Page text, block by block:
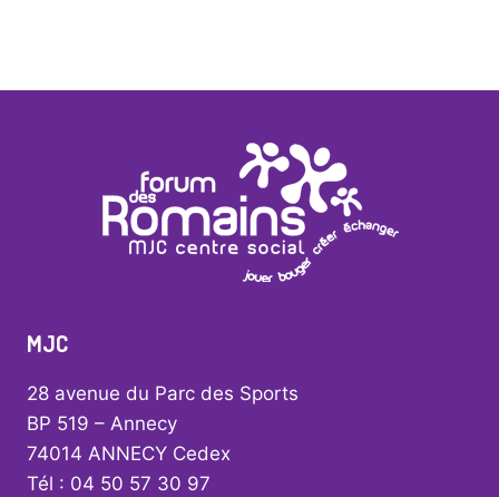
MJC
28 avenue du Parc des Sports
BP 519 – Annecy
74014 ANNECY Cedex
Tél : 04 50 57 30 97